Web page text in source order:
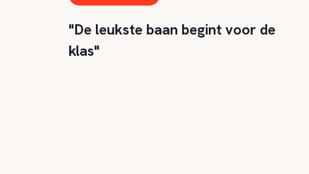
"De leukste baan begint voor de
klas"